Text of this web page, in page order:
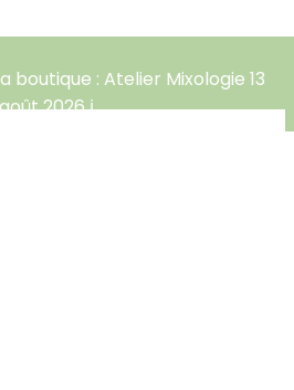
boutique : Atelier Mixologie 13
août 2026 ℹ️